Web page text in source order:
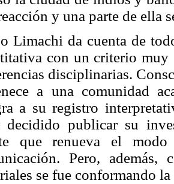
y una parte de ella
Limachi da cuenta de
con un criterio
disciplinarias.
a una comunidad
a su registro
decidido publicar su
que renueva el
Pero,
se fue conformando